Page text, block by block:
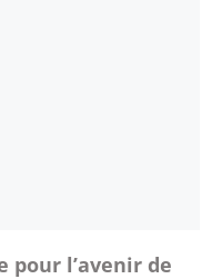
pour l’avenir de